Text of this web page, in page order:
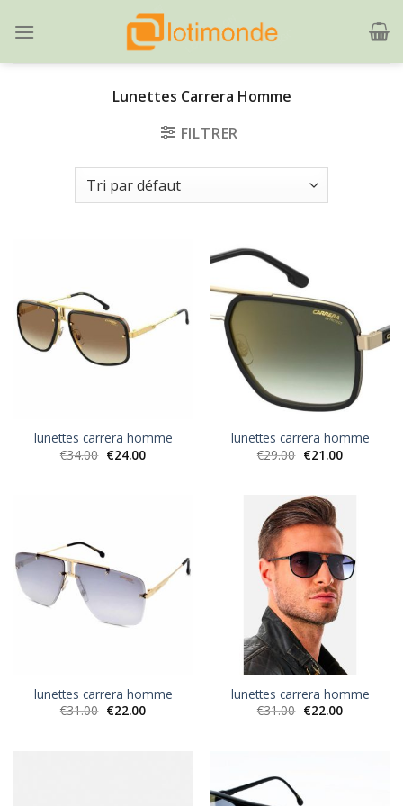
Lunettes Carrera Homme
FILTRER
lunettes carrera homme
€34.00 €24.00
lunettes carrera homme
€29.00 €21.00
lunettes carrera homme
€31.00 €22.00
lunettes carrera homme
€31.00 €22.00